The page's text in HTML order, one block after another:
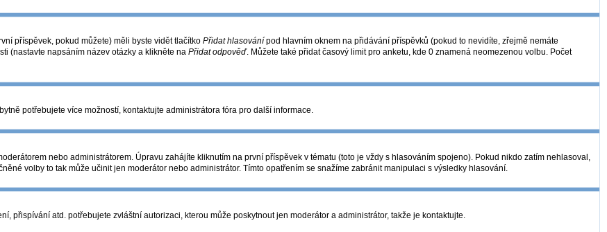
příspěvek, pokud můžete) měli byste vidět tlačítko Přidat hlasování pod hlavním oknem na přidávání příspěvků (pokud to nevidíte, zřejmě nemáte
(nastavte napsáním název otázky a klikněte na Přidat odpověď. Můžete také přidat časový limit pro anketu, kde 0 znamená neomezenou volbu. Počet
potřebujete více možností, kontaktujte administrátora fóra pro další informace.
nebo administrátorem. Úpravu zahájíte kliknutím na první příspěvek v tématu (toto je vždy s hlasováním spojeno). Pokud nikdo zatím nehlasoval,
volby to tak může učinit jen moderátor nebo administrátor. Tímto opatřením se snažíme zabránit manipulaci s výsledky hlasování.
přispívání atd. potřebujete zvláštní autorizaci, kterou může poskytnout jen moderátor a administrátor, takže je kontaktujte.